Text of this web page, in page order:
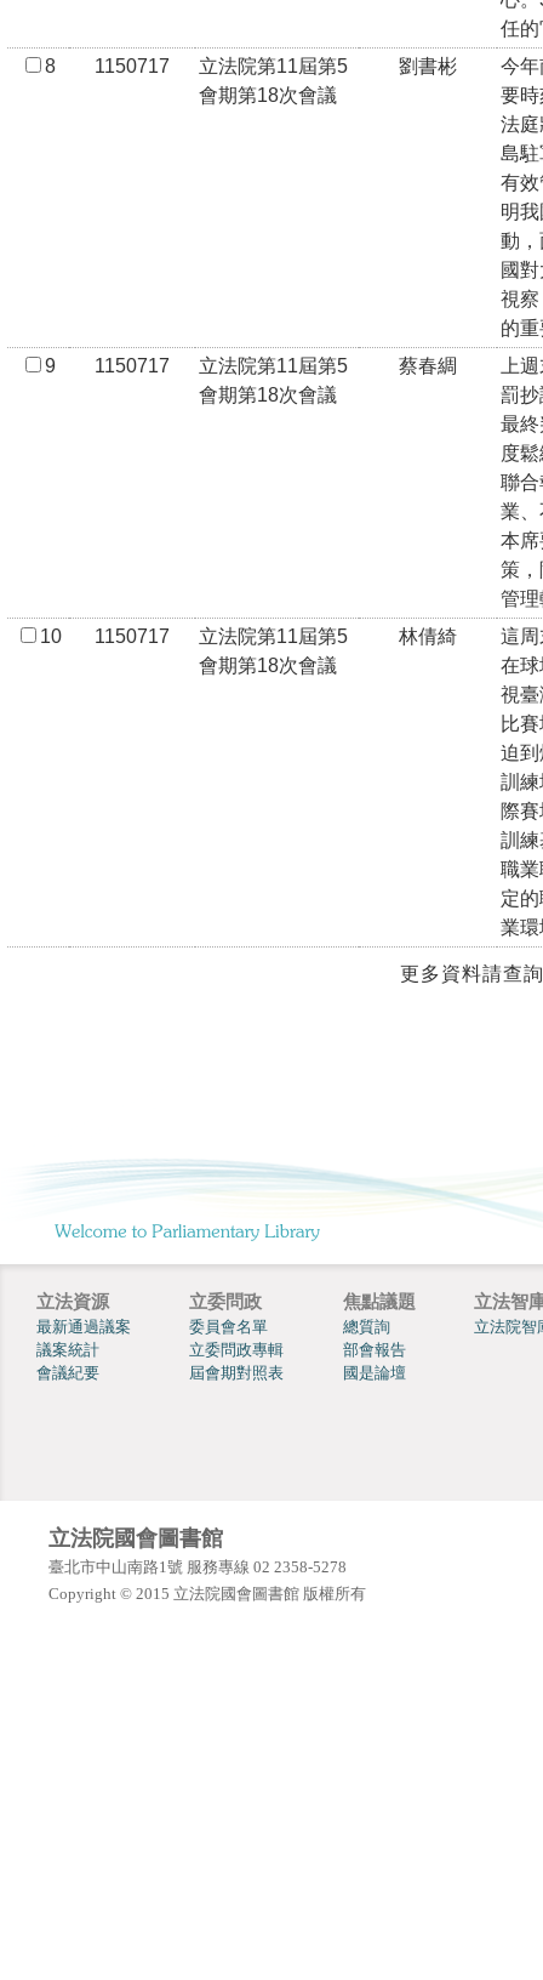
立法資源
最新通過議案
議案統計
會議紀要
立委問政
委員會名單
立委問政專輯
屆會期對照表
焦點議題
總質詢
部會報告
國是論壇
立法智
立法院智
立法院國會圖書館
臺北市中山南路1號 服務專線 02 2358-5278
Copyright © 2015 立法院國會圖書館 版權所有